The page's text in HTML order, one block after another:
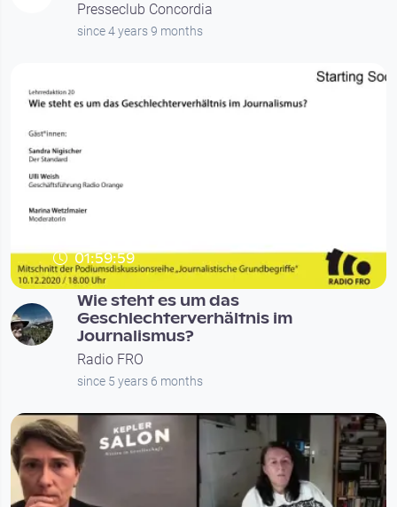
Presseclub Concordia
since 4 years 9 months
01:59:59
Wie steht es um das
Geschlechterverhältnis im
Journalismus?
Radio FRO
since 5 years 6 months